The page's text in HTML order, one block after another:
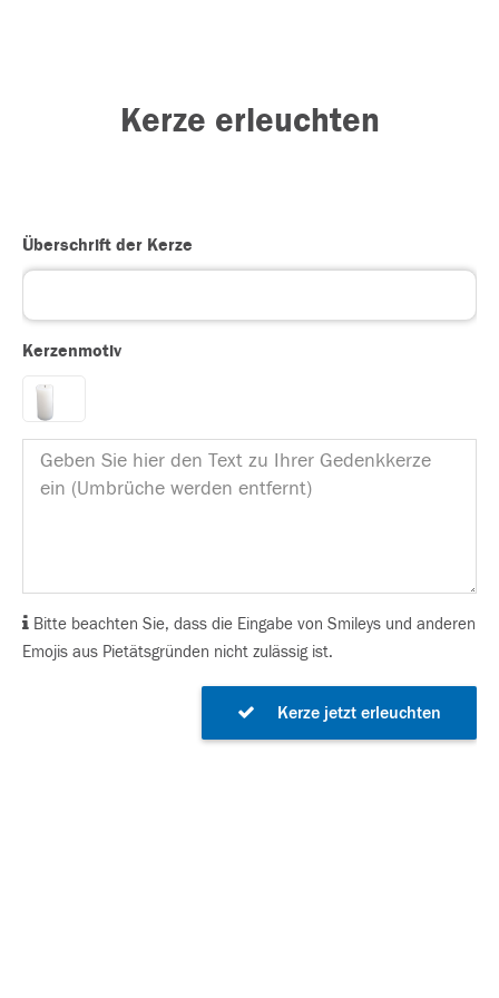
Kerze erleuchten
Überschrift der Kerze
Kerzenmotiv
Bitte beachten Sie, dass die Eingabe von Smileys und anderen
Emojis aus Pietätsgründen nicht zulässig ist.
Kerze jetzt erleuchten